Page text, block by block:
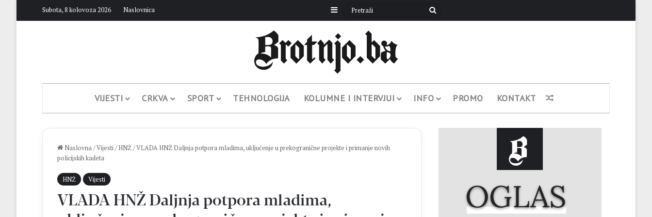
Subota, 8 kolovoza 2026 Naslovnica Sidebar Pretraži
VIJESTI CRKVA SPORT TEHNOLOGIJA KOLUMNE I INTERVJUI INFO PROMO KONTAKT Nasumični članak
Naslovna/Vijesti/ HNŽ/VLADA HNŽ Daljnja potpora mladima, uključenje u prekogranične projekte i primanje novih
policijskih kadeta
HNŽ Vijesti
VLADA HNŽ Daljnja potpora mladima,